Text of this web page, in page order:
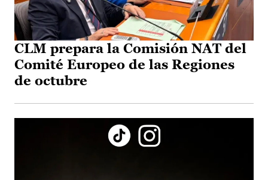
CLM prepara la Comisión NAT del
Comité Europeo de las Regiones
de octubre